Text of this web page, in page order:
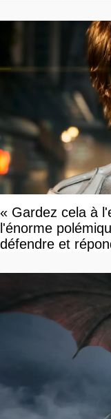
« Gardez cela à
l'énorme
défendre et